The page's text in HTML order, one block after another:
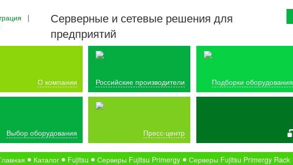
|
Серверные и сетевые решения для
предприятий
О компании Российские производители Подборки оборудования
Выбор оборудования Пресс-центр
Каталог Fujitsu Серверы Fujitsu Primergy Серверы Fujitsu Primergy Rack